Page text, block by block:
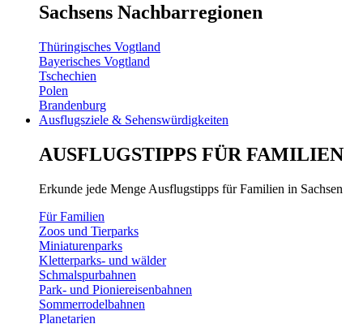
Sachsens Nachbarregionen
Thüringisches Vogtland
Bayerisches Vogtland
Tschechien
Polen
Brandenburg
Ausflugsziele & Sehenswürdigkeiten
AUSFLUGSTIPPS FÜR FAMILIEN
Erkunde jede Menge Ausflugstipps für Familien in Sachsen
Für Familien
Zoos und Tierparks
Miniaturenparks
Kletterparks- und wälder
Schmalspurbahnen
Park- und Pioniereisenbahnen
Sommerrodelbahnen
Planetarien